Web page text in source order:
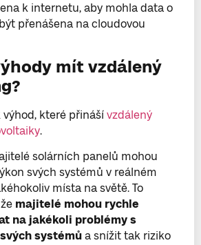
k internetu, aby mohla data o
přenášena na cloudovou
mít vzdálený
výhod, které přináší vzdálený
.
solárních panelů mohou
svých systémů v reálném
místa na světě. To
majitelé mohou rychle
na jakékoli problémy s
systémů a snížit tak riziko